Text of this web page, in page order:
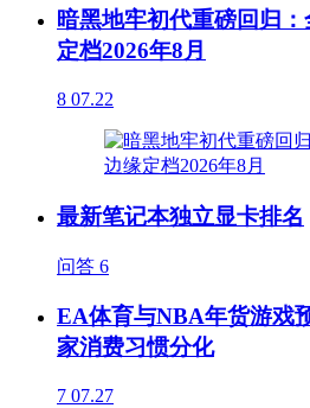
暗黑地牢初代重磅回归
定档2026年8月
8 07.22
最新笔记本独立显卡排名
问答 6
EA体育与NBA年货游戏
家消费习惯分化
7 07.27